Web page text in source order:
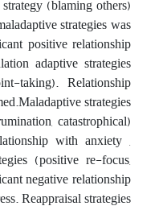
(blaming others)
strategies was
positive relationship
adaptive strategies
taking). Relationship
strategies
catastrophical)
with anxiety ,
(positive re-focus,
negative relationship
Reappraisal strategies